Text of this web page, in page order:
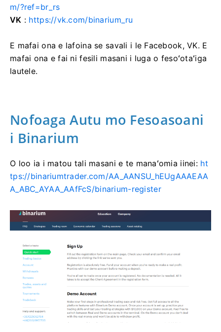
m/?ref=br_rs
VK : https://vk.com/binarium_ru
E mafai ona e lafoina se savali i le Facebook, VK. E
mafai ona e fai ni fesili masani i luga o fesoʻotaʻiga
lautele.
Nofoaga Autu mo Fesoasoani
i Binarium
O loo ia i matou tali masani e te manaʻomia iinei: ht
tps://binariumtrader.com/AA_AANSU_hEUgAAAEAA
A_ABC_AYAA_AAfFcS/binarium-register